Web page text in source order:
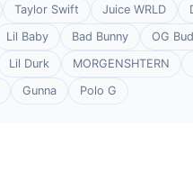
Taylor Swift Juice WRLD
Lil Baby Bad Bunny
OG
Lil Durk
MORGENSHTERN
Gunna Polo G